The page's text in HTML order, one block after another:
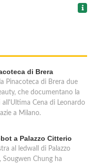
di Brera
Pinacoteca di Brera due
che documentano la
Cena di Leonardo
a Milano.
a Palazzo Citterio
al ledwall di Palazzo
Chung ha